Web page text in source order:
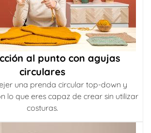
al punto con agujas
circulares
una prenda circular top-down y
lo que eres capaz de crear sin utilizar
costuras.